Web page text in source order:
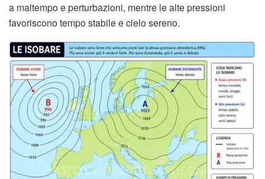
a maltempo e perturbazioni, mentre le alte pressioni
favoriscono tempo stabile e cielo sereno.